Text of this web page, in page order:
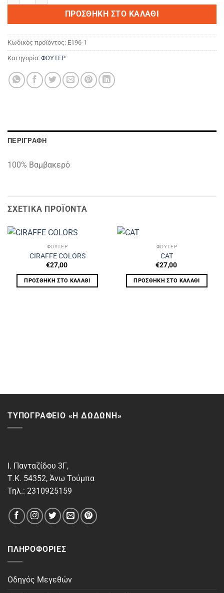
ΠΡΟΣΘΉΚΗ ΣΤΟ ΚΑΛΆΘΙ
Κωδικός προϊόντος: E196-1
Κατηγορία: ΦΟΥΤΕΡ
ΠΕΡΙΓΡΑΦΉ
100% Βαμβακερό
ΣΧΕΤΙΚΆ ΠΡΟΪΌΝΤΑ
ΦΟΥΤΕΡ
CIRAFFE COLORS
€27,00
ΠΡΟΣΘΉΚΗ ΣΤΟ ΚΑΛΆΘΙ
ΦΟΥΤΕΡ
CAT
€27,00
ΠΡΟΣΘΉΚΗ ΣΤΟ ΚΑΛΆΘΙ
ΤΥΠΟΓΡΑΦΕΙΟ «Η ΔΩΔΩΝΗ»
Ι. Πανταζίδου 3Γ,
Τ.Κ. 54352, Άνω Τούμπα
Τηλ.: 2310925159
ΠΛΗΡΟΦΟΡΊΕΣ
Οδηγός Μεγεθών